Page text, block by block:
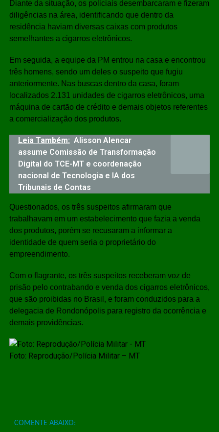
Diante da situação, os policiais desembarcaram e fizeram
diligências na área, identificando que dentro da
residência haviam diversas caixas com produtos
semelhantes a cigarros eletrônicos.
Em seguida, a equipe da PM entrou na casa e encontrou
três homens, sendo um deles o suspeito que fugiu
anteriormente. Nas buscas dentro da casa, foram
localizados 2.131 unidades de cigarros eletrônicos, uma
máquina de cartão de crédito e demais objetos referentes
a comercialização dos produtos.
Leia Também: Alisson Alencar
assume Comissão de Transformação
Digital do TCE-MT e coordenação
nacional de Tecnologia e IA dos
Tribunais de Contas
Questionados, os três suspeitos afirmaram que
trabalhavam em um estabelecimento que fazia a venda
dos produtos, porém se recusaram a informar a
identidade de quem seria o proprietário do
empreendimento.
Com o flagrante, os três suspeitos receberam voz de
prisão pelo contrabando e venda dos cigarros eletrônicos,
que são proibidas no Brasil, e foram conduzidos para a
delegacia de Rondonópolis para registro da ocorrência e
demais providências.
Foto: Reprodução/Polícia Militar – MT
COMENTE ABAIXO: